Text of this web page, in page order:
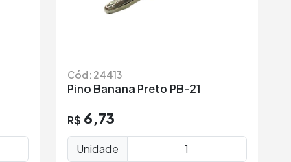
Cód: 24413
Pino Banana Preto PB-21
R$ 6,73
Unidade